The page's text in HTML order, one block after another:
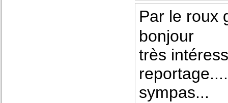
Par le roux
bonjour
très
sympas...